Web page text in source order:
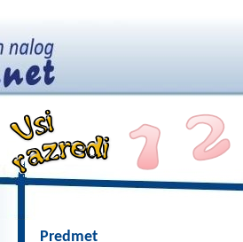
Predmet